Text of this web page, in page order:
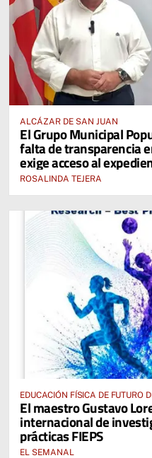
ALCÁZAR DE SAN JUAN
El Grupo Municipal
falta de transparencia
exige acceso al
ROSALINDA TEJERA
EDUCACIÓN FÍSICA DE FUTURO
El maestro Gustavo
internacional de
prácticas FIEPS
EL SEMANAL